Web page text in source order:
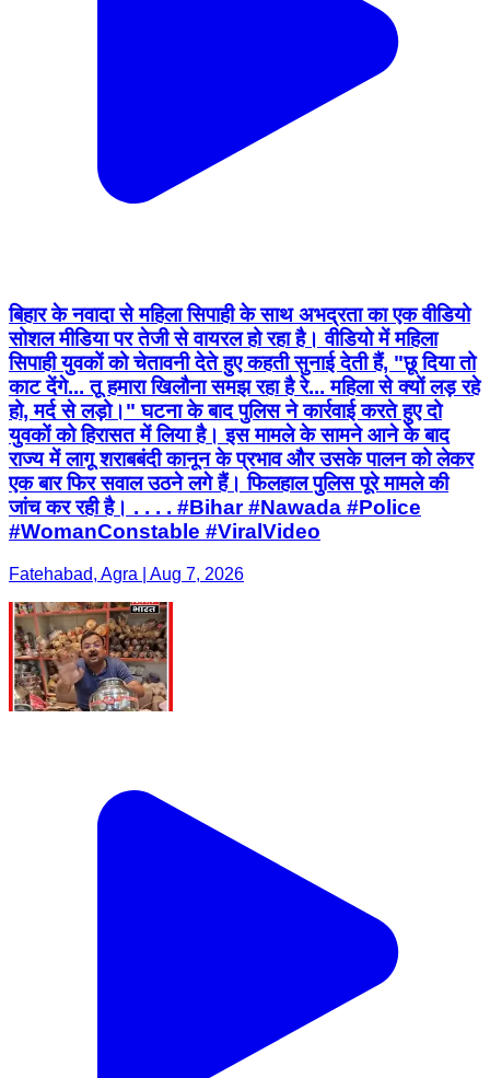
बिहार के नवादा से महिला सिपाही के साथ अभद्रता का एक वीडियो
सोशल मीडिया पर तेजी से वायरल हो रहा है। वीडियो में महिला
सिपाही युवकों को चेतावनी देते हुए कहती सुनाई देती हैं, "छू दिया तो
काट देंगे... तू हमारा खिलौना समझ रहा है रे... महिला से क्यों लड़ रहे
हो, मर्द से लड़ो।" घटना के बाद पुलिस ने कार्रवाई करते हुए दो
युवकों को हिरासत में लिया है। इस मामले के सामने आने के बाद
राज्य में लागू शराबबंदी कानून के प्रभाव और उसके पालन को लेकर
एक बार फिर सवाल उठने लगे हैं। फिलहाल पुलिस पूरे मामले की
जांच कर रही है। . . . . #Bihar #Nawada #Police
#WomanConstable #ViralVideo
Fatehabad, Agra | Aug 7, 2026